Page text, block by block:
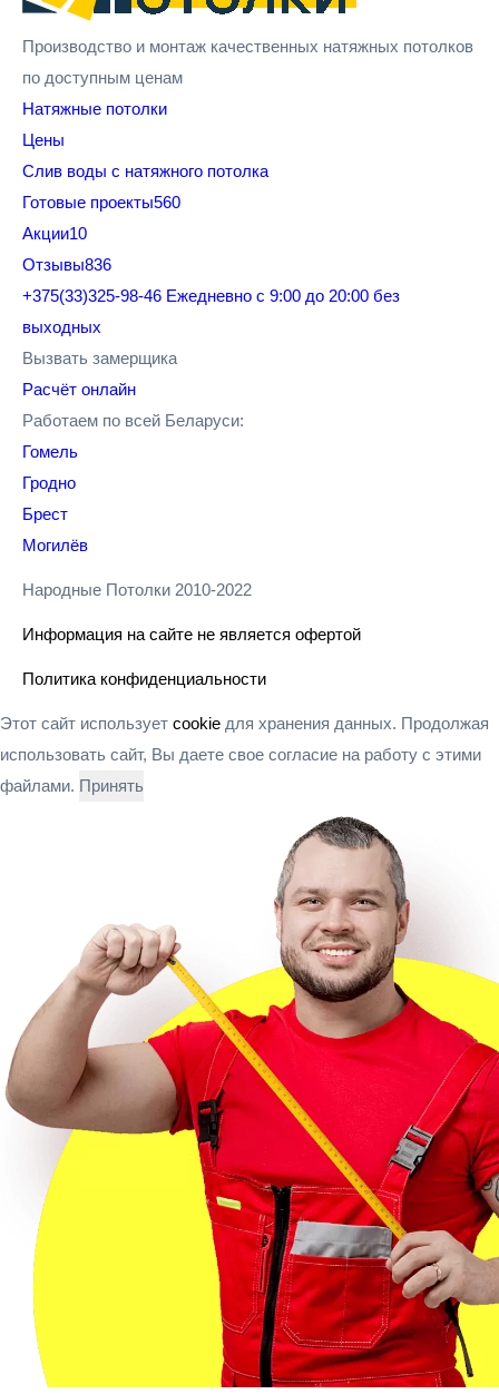
Производство и монтаж качественных натяжных потолков
по доступным ценам
Натяжные потолки
Цены
Cлив воды с натяжного потолка
Готовые проекты560
Акции10
Отзывы836
+375(33)325-98-46 Ежедневно с 9:00 до 20:00 без
выходных
Вызвать замерщика
Расчёт онлайн
Работаем по всей Беларуси:
Гомель
Гродно
Брест
Могилёв
Народные Потолки 2010-2022
Информация на сайте не является офертой
Политика конфиденциальности
Этот сайт использует cookie для хранения данных. Продолжая
использовать сайт, Вы даете свое согласие на работу с этими
файлами. Принять